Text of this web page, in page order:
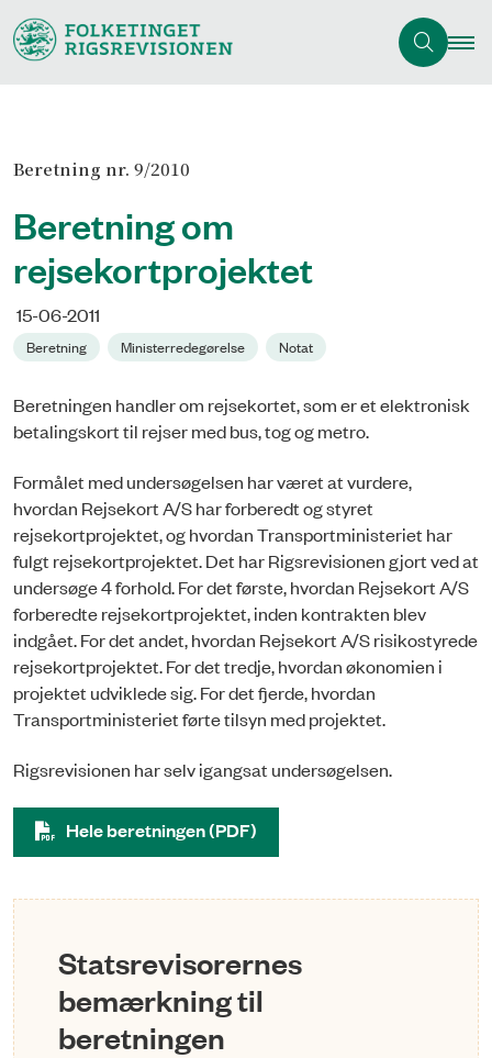
Beretning nr. 9/2010
Beretning om
rejsekortprojektet
15-06-2011
Beretning Ministerredegørelse Notat
Beretningen handler om rejsekortet, som er et elektronisk
betalingskort til rejser med bus, tog og metro.
Formålet med undersøgelsen har været at vurdere,
hvordan Rejsekort A/S har forberedt og styret
rejsekortprojektet, og hvordan Transportministeriet har
fulgt rejsekortprojektet. Det har Rigsrevisionen gjort ved at
undersøge 4 forhold. For det første, hvordan Rejsekort A/S
forberedte rejsekortprojektet, inden kontrakten blev
indgået. For det andet, hvordan Rejsekort A/S risikostyrede
rejsekortprojektet. For det tredje, hvordan økonomien i
projektet udviklede sig. For det fjerde, hvordan
Transportministeriet førte tilsyn med projektet.
Rigsrevisionen har selv igangsat undersøgelsen.
Hele beretningen (PDF)
Statsrevisorernes
bemærkning til
beretningen